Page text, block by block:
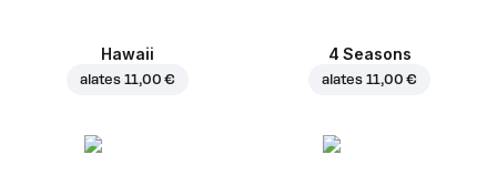
Hawaii
alates 11,00 €
4 Seasons
alates 11,00 €